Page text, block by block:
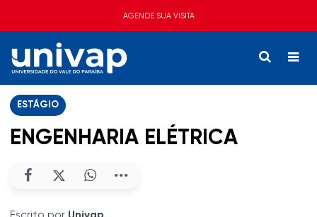
AGENDE SUA VISITA
ESTÁGIO
ENGENHARIA ELÉTRICA